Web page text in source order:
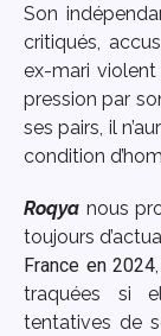
Son
critiqués,
ex-mari
pression par
ses pairs, il
condition
Roqya nous
toujours
France en 2024
traquées si
tentatives de